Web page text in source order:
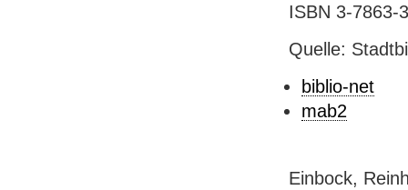
ISBN 3-7863-
Quelle:
biblio-net
mab2
Einbock,